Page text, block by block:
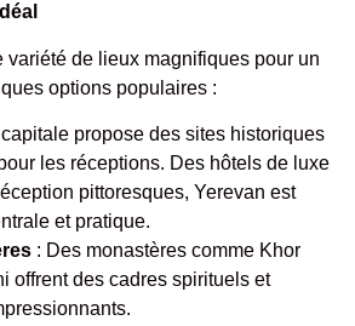
variété de lieux magnifiques pour un
options populaires :
propose des sites historiques
les réceptions. Des hôtels de luxe
pittoresques, Yerevan est
et pratique.
: Des monastères comme Khor
offrent des cadres spirituels et